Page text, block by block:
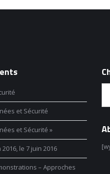
et Sécurité
et Sécurité »
2016, le 7 juin 2016
– Approches